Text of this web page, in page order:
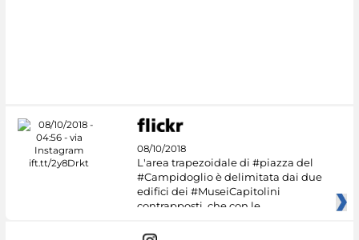
08/10/2018
L'area trapezoidale di #piazza del
#Campidoglio è delimitata dai due
edifici dei #MuseiCapitolini
contrapposti, che con le